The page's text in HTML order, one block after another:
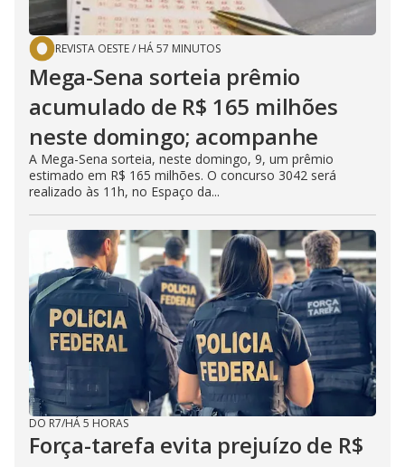
REVISTA OESTE/ HÁ 57 MINUTOS
Mega-Sena sorteia prêmio
acumulado de R$ 165 milhões
neste domingo; acompanhe
A Mega-Sena sorteia, neste domingo, 9, um prêmio
estimado em R$ 165 milhões. O concurso 3042 será
realizado às 11h, no Espaço da...
DO R7/HÁ 5 HORAS
Força-tarefa evita prejuízo de R$